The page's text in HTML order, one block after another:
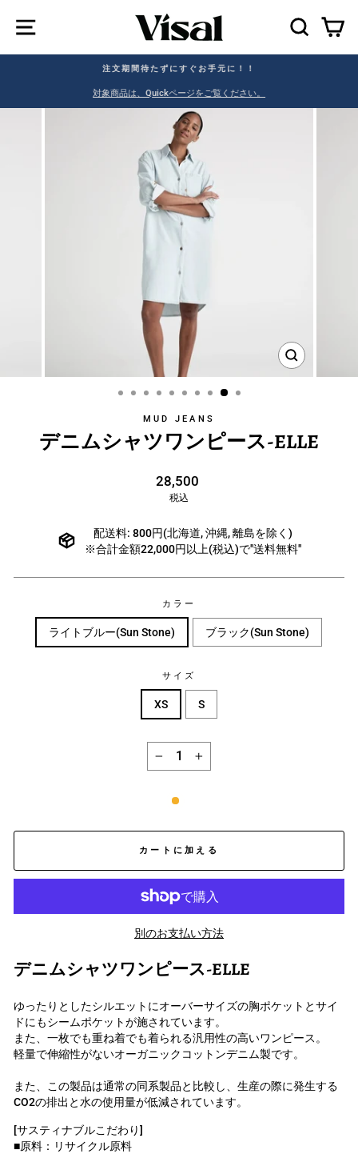
注文期間待たずにすぐお手元に！！
対象商品は、Quickページをご覧ください。
MUD JEANS
デニムシャツワンピース-ELLE
通
格
28,500
税込
配送料: 800円(北海道, 沖縄, 離島を除く)
※合計金額22,000円以上(税込)で"送料無料"
カラー
ライトブルー(Sun Stone) ブラック(Sun Stone)
サイズ
XS S
+
カートに加える
別のお支払い方法
デニムシャツワンピース-ELLE
ゆったりとしたシルエットにオーバーサイズの胸ポケットとサイ
ドにもシームポケットが施されています。
また、一枚でも重ね着でも着られる汎用性の高いワンピース。
軽量で伸縮性がないオーガニックコットンデニム製です。
また、この製品は通常の同系製品と比較し、生産の際に発生する
CO2の排出と水の使用量が低減されています。
[サスティナブルこだわり]
■原料：リサイクル原料